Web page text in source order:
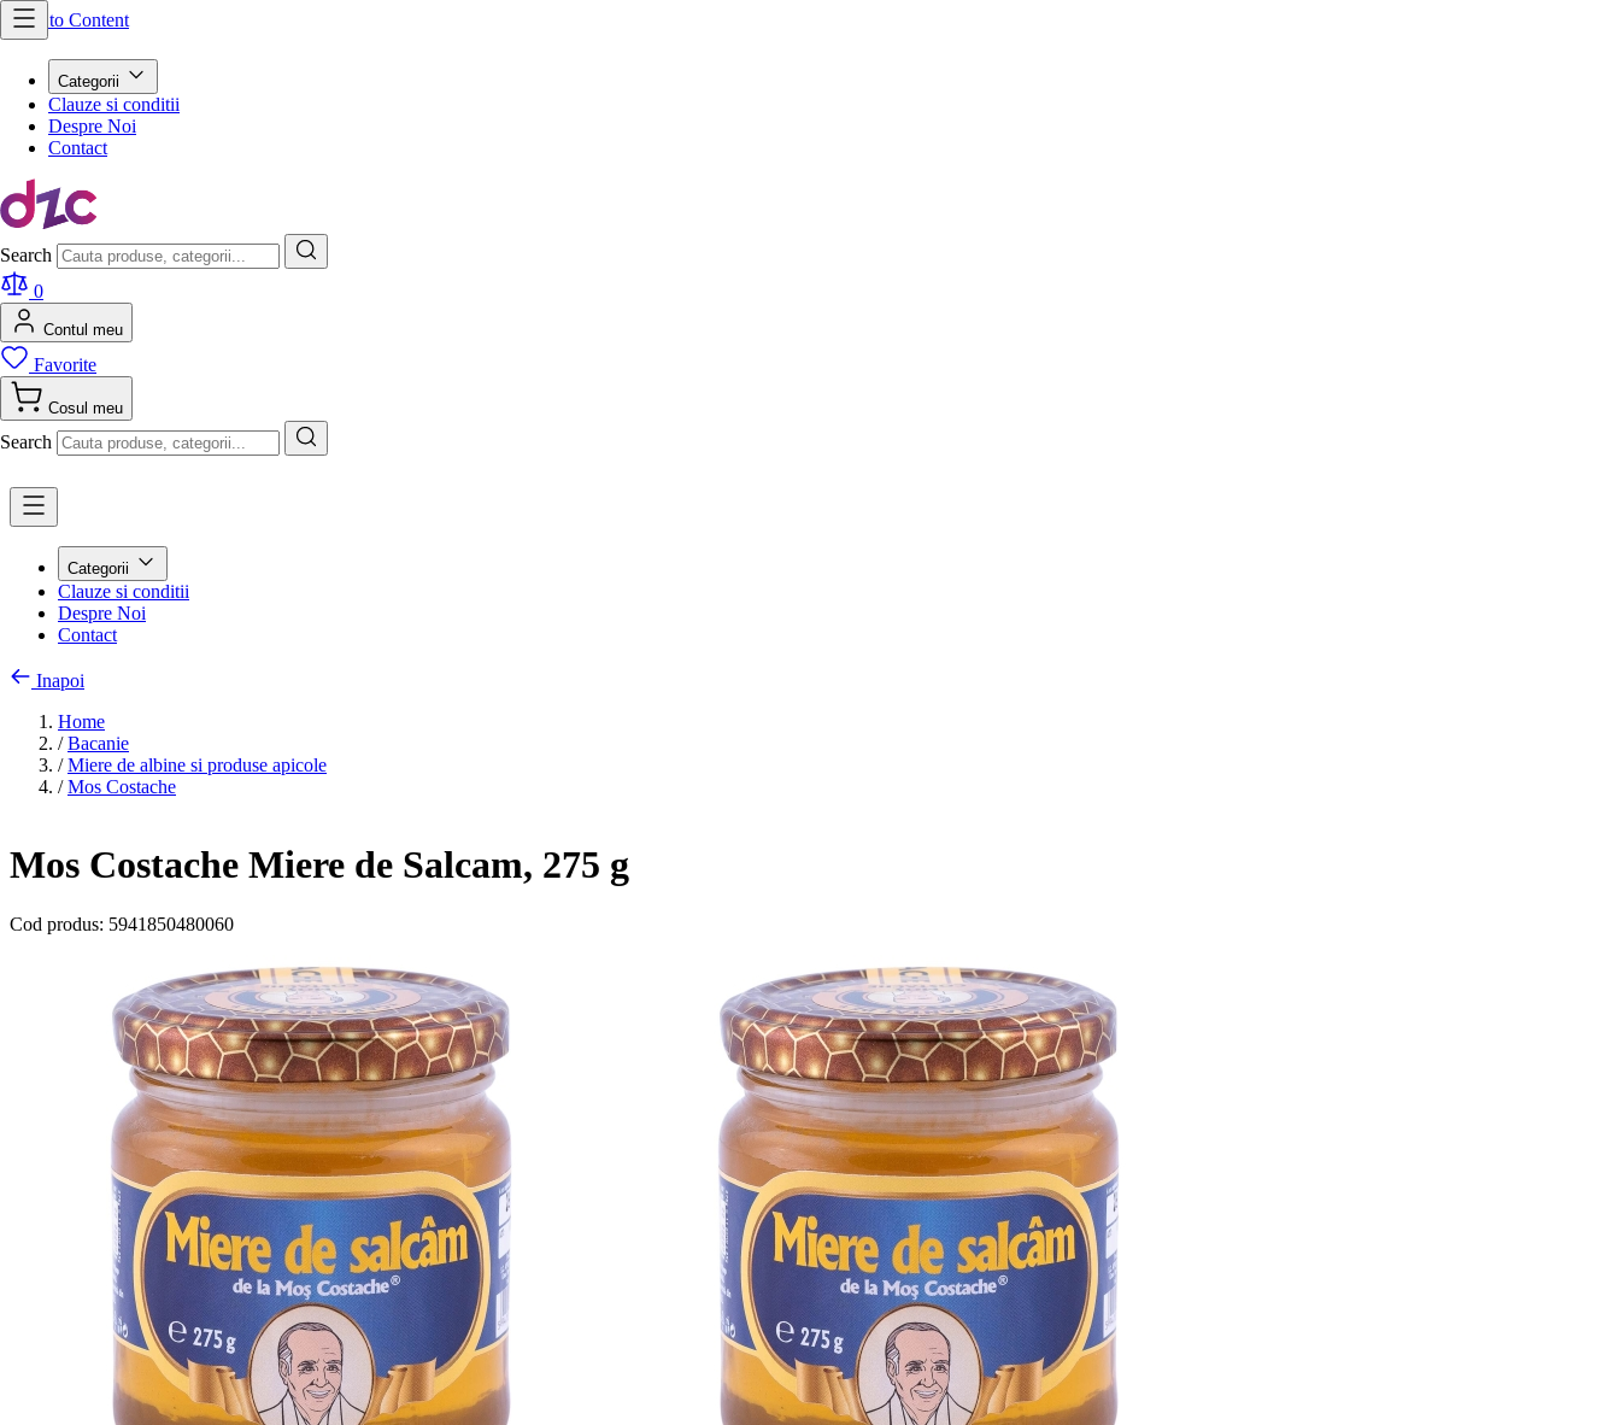
Skip to Content
Categorii
Clauze si conditii
Despre Noi
Contact
Search
0
Contul meu
Favorite
Cosul meu
Search
Categorii
Clauze si conditii
Despre Noi
Contact
Inapoi
Home
/ Bacanie
/ Miere de albine si produse apicole
/ Mos Costache
Mos Costache Miere de Salcam, 275 g
Cod produs: 5941850480060